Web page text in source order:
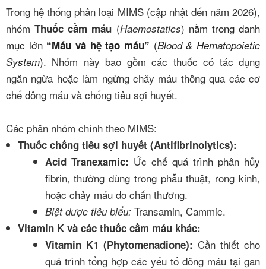
Trong hệ thống phân loại MIMS (cập nhật đến năm 2026),
nhómThuốc cầm máu (Haemostatics) nằm trong danh
mục lớn “Máu và hệ tạo máu” (Blood & Hematopoietic
System). Nhóm này bao gồm các thuốc có tác dụng
ngăn ngừa hoặc làm ngừng chảy máu thông qua các cơ
chế đông máu và chống tiêu sợi huyết.
Các phân nhóm chính theo MIMS:
Thuốc chống tiêu sợi huyết (Antifibrinolytics):
Acid Tranexamic: Ức chế quá trình phân hủy
fibrin, thường dùng trong phẫu thuật, rong kinh,
hoặc chảy máu do chấn thương.
Biệt dược tiêu biểu: Transamin, Cammic.
Vitamin K và các thuốc cầm máu khác:
Vitamin K1 (Phytomenadione): Cần thiết cho
quá trình tổng hợp các yếu tố đông máu tại gan